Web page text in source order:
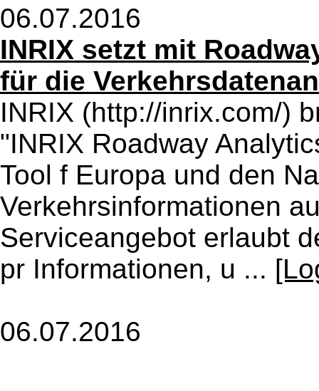
06.07.2016
INRIX setzt mit
für die
INRIX (http://inrix.com/)
"INRIX Roadway
Tool f Europa und den
Verkehrsinformationen
Serviceangebot erlaubt
pr Informationen, u ...
06.07.2016